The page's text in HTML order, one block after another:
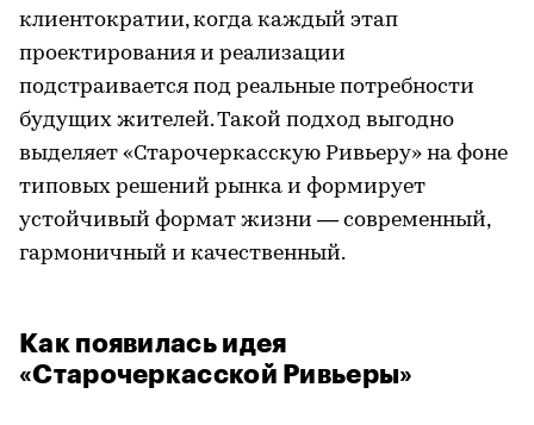
клиентократии, когда каждый этап
проектирования и реализации
подстраивается под реальные потребности
будущих жителей. Такой подход выгодно
выделяет «Старочеркасскую Ривьеру» на фоне
типовых решений рынка и формирует
устойчивый формат жизни — современный,
гармоничный и качественный.
Как появилась идея
«Старочеркасской Ривьеры»